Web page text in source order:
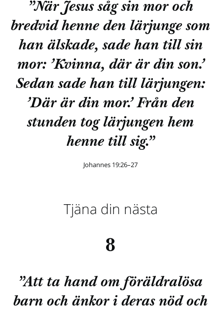
”När Jesus såg sin mor och
bredvid henne den lärjunge som
han älskade, sade han till sin
mor: ’Kvinna, där är din son.’
Sedan sade han till lärjungen:
’Där är din mor.’ Från den
stunden tog lärjungen hem
henne till sig.”
Johannes 19:26–27
Tjäna din nästa
8
”Att ta hand om föräldralösa
barn och änkor i deras nöd och